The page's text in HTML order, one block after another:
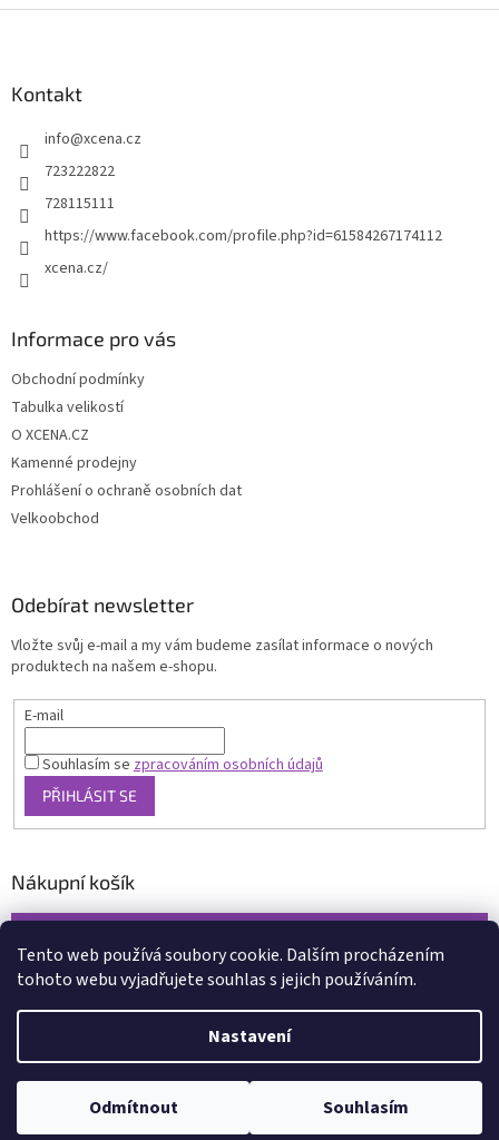
Tento web používá soubory cookie. Dalším procházením
tohoto webu vyjadřujete souhlas s jejich používáním.
Nastavení
Odmítnout Souhlasím
Kontakt
info@xcena.cz
723222822
728115111
https://www.facebook.com/profile.php?id=61584267174112
xcena.cz/
Informace pro vás
Obchodní podmínky
Tabulka velikostí
O XCENA.CZ
Kamenné prodejny
Prohlášení o ochraně osobních dat
Velkoobchod
Odebírat newsletter
Vložte svůj e-mail a my vám budeme zasílat informace o nových
produktech na našem e-shopu.
E-mail
Souhlasím sezpracováním osobních údajů
PŘIHLÁSIT SE
Nákupní košík
Vytvořil Shoptet
Copyright 2026www.xcena.cz. Všechna práva vyhrazena.Upravit